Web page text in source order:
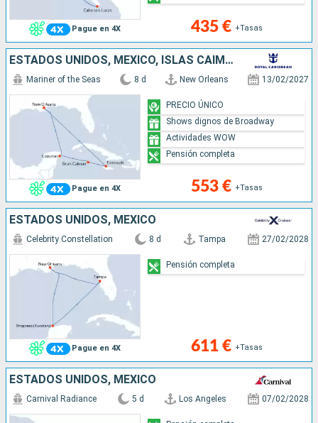
Pague en 4X 435 € +Tasas
ESTADOS UNIDOS, MÉXICO, ISLAS CAIMÁN, JAMAICA
Pague en 4X
Mariner of the Seas 8 d New Orleans 13/02/2027
553 € +Tasas
PRECIO ÚNICO
Shows dignos de Broadway
Actividades WOW
Pensión completa
ESTADOS UNIDOS, MÉXICO
Pague en 4X
Celebrity Constellation 8 d Tampa 27/02/2028
611 € +Tasas
Pensión completa
ESTADOS UNIDOS, MÉXICO
Carnival Radiance 5 d Los Angeles 07/02/2028